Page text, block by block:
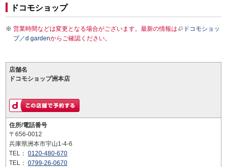
ドコモショップ
営業時間などは変更となる場合がございます。最新の情報は
ドコモショッ
プ／d gardenからご確認ください。
店舗名
ドコモショップ洲本店
住所/電話番号
〒656-0012
兵庫県洲本市宇山1-4-6
TEL： 0120-480-670
TEL： 0799-26-0670